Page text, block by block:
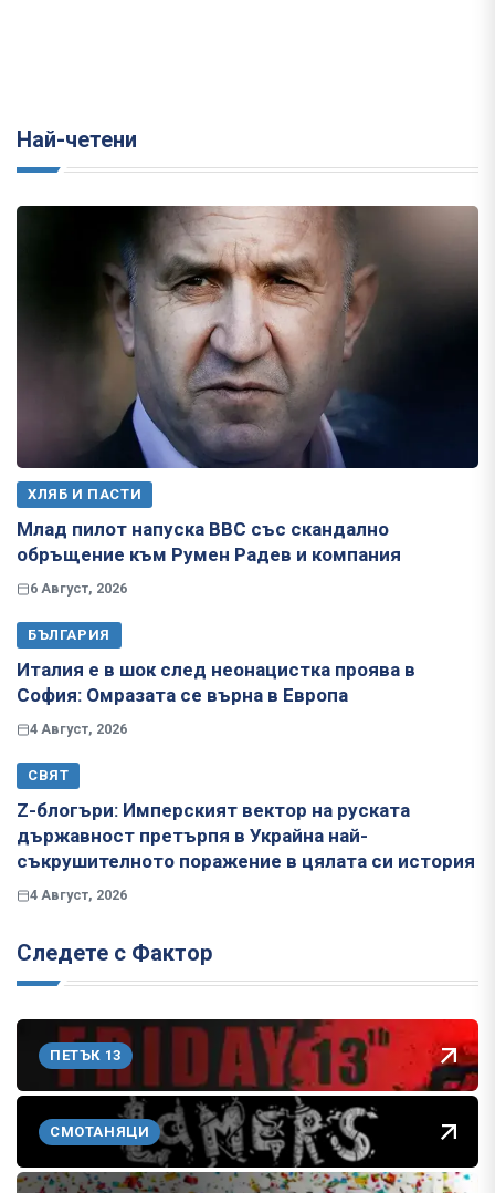
Най-четени
ХЛЯБ И ПАСТИ
Млад пилот напуска ВВС със скандално
обръщение към Румен Радев и компания
6 Август, 2026
БЪЛГАРИЯ
Италия е в шок след неонацистка проява в
София: Омразата се върна в Европа
4 Август, 2026
СВЯТ
Z-блогъри: Имперският вектор на руската
държавност претърпя в Украйна най-
съкрушителното поражение в цялата си история
4 Август, 2026
Следете с Фактор
ПЕТЪК 13
СМОТАНЯЦИ